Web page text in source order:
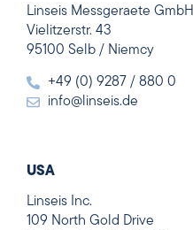
Linseis Messgeraete GmbH
Vielitzerstr. 43
95100 Selb / Niemcy
+49 (0) 9287 / 880 0
info@linseis.de
USA
Linseis Inc.
109 North Gold Drive